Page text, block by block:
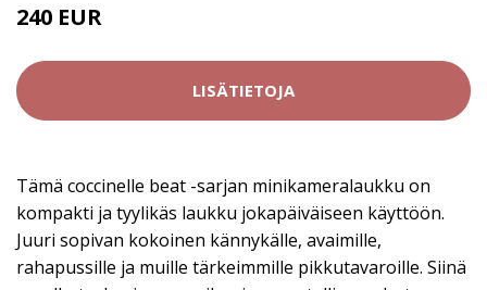
240 EUR
LISÄTIETOJA
Tämä coccinelle beat -sarjan minikameralaukku on
kompakti ja tyylikäs laukku jokapäiväiseen käyttöön.
Juuri sopivan kokoinen kännykälle, avaimille,
rahapussille ja muille tärkeimmille pikkutavaroille. Siinä